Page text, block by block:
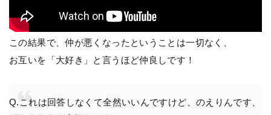
この結果で、仲が悪くなったということは一切なく、
お互いを「大好き」と言うほど仲良しです！
Q.これは回答しなくて全然いいんですけど、のえりんです、